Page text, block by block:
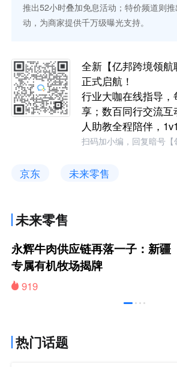
推出52小时叠加免息活动；特价频道则推
动，为商家提供千万级曝光支持。
全新【亿邦跨境领
正式启航！
行业大咖在线指导
享；数百同行交流
人助教全程陪伴，
扫码加小编，回复暗号【
京东 未来零售
未来零售
永辉牛肉供应链再落一子：新疆
专属有机牧场揭牌
919
热门话题